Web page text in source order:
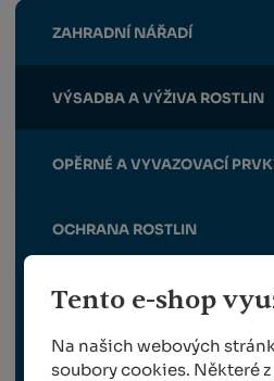
Tento e-shop
Na našich webových
soubory cookies. Některé
ZAHRADNÍ NÁŘADÍ
VÝSADBA A VÝŽIVA ROSTLIN
OPĚRNÉ A VYVAZOVACÍ
OCHRANA ROSTLIN
SKLIZEŇ A ROUBOVÁNÍ
VYBAVENÍ ZAHRADY,